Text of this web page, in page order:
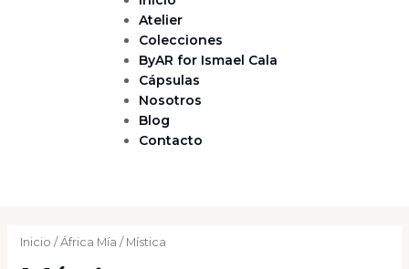
Atelier
Colecciones
ByAR for Ismael Cala
Cápsulas
Nosotros
Blog
Contacto
Inicio /África Mía / Mística